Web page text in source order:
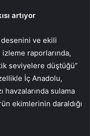
artıyor
desenini ve ekili
izleme raporlarında,
seviyelere düştüğü”
İç Anadolu,
havzalarında sulama
ekimlerinin daraldığı